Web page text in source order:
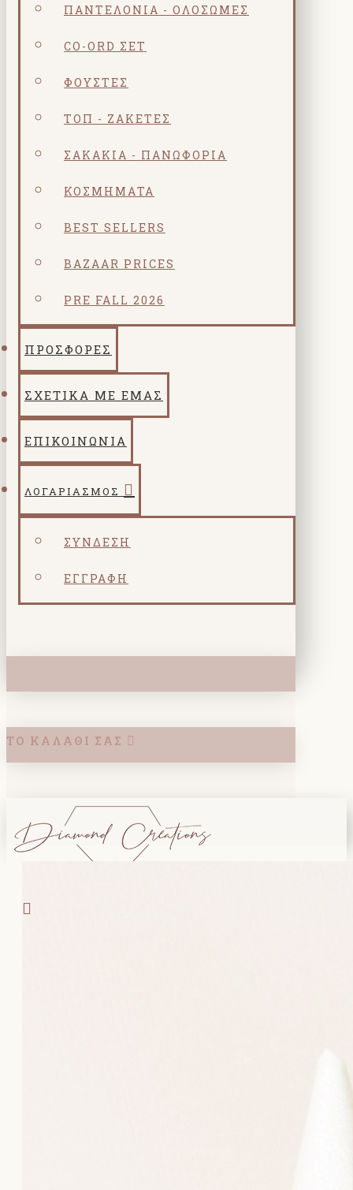
ΠΑΝΤΕΛΌΝΙΑ - ΟΛΌΣΩΜΕΣ
CO-ORD ΣΕΤ
ΦΟΎΣΤΕΣ
ΤΟΠ - ΖΑΚΈΤΕΣ
ΣΑΚΆΚΙΑ - ΠΑΝΩΦΌΡΙΑ
ΚΟΣΜΗΜΑΤΑ
BEST SELLERS
BAZAAR PRICES
PRE FALL 2026
ΠΡΟΣΦΟΡΕΣ
ΣΧΕΤΙΚΑ ΜΕ ΕΜΑΣ
ΕΠΙΚΟΙΝΩΝΙΑ
ΛΟΓΑΡΙΑΣΜΌΣ
ΣΎΝΔΕΣΗ
ΕΓΓΡΑΦΉ
ΤΟ ΚΑΛΆΘΙ ΣΑΣ